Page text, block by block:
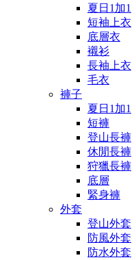
夏日1加1
短袖上衣
底層衣
襯衫
長袖上衣
毛衣
褲子
夏日1加1
短褲
登山長褲
休閒長褲
狩獵長褲
底層
緊身褲
外套
登山外套
防風外套
防水外套